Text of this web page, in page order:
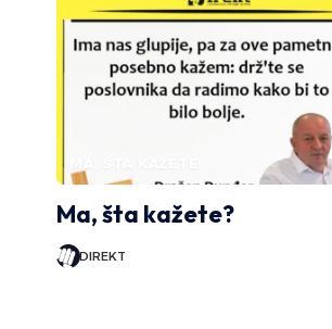
Ma, šta kažete?
DIREKT